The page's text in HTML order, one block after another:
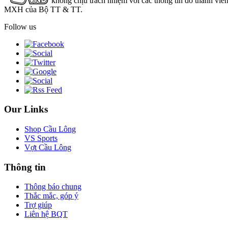
MXH của Bộ TT & TT.
Follow us
Our Links
Shop Cầu Lông
VS Sports
Vợt Cầu Lông
Thông tin
Thông báo chung
Thắc mắc, góp ý
Trợ giúp
Liên hệ BQT